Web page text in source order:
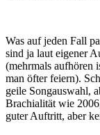
Was auf jeden Fall
sind ja laut eigener
(mehrmals aufhören
man öfter feiern).
geile Songauswahl,
Brachialität wie
guter Auftritt, aber